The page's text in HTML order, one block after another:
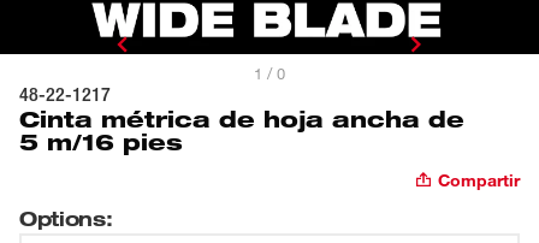
1 / 0
48-22-1217
Cinta métrica de hoja ancha de
5 m/16 pies
Compartir
Options: